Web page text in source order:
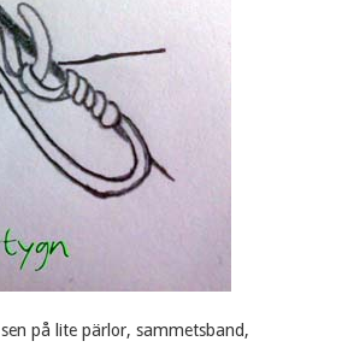
på lite pärlor, sammetsband,